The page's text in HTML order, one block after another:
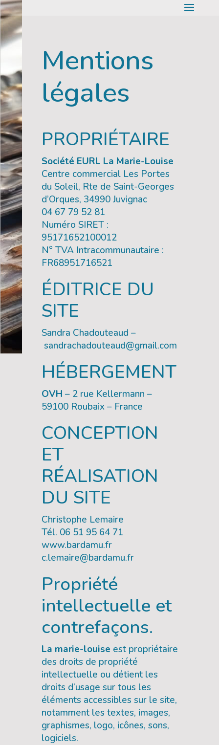
Mentions
légales
PROPRIÉTAIRE
Société EURL La Marie-Louise
Centre commercial Les Portes
du Soleil, Rte de Saint-Georges
d’Orques, 34990 Juvignac
04 67 79 52 81
Numéro SIRET :
95171652100012
N° TVA Intracommunautaire :
FR68951716521
ÉDITRICE DU
SITE
Sandra Chadouteaud –
sandrachadouteaud@gmail.com
HÉBERGEMENT
OVH – 2 rue Kellermann –
59100 Roubaix – France
CONCEPTION
ET
RÉALISATION
DU SITE
Christophe Lemaire
Tél. 06 51 95 64 71
www.bardamu.fr
c.lemaire@bardamu.fr
Propriété
intellectuelle et
contrefaçons.
La marie-louise est propriétaire
des droits de propriété
intellectuelle ou détient les
droits d’usage sur tous les
éléments accessibles sur le site,
notamment les textes, images,
graphismes, logo, icônes, sons,
logiciels.